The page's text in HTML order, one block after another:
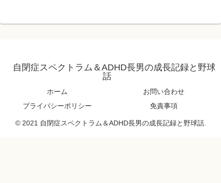
自閉症スペクトラム＆ADHD長男の成長記録と野球
話
ホーム
お問い合わせ
プライバシーポリシー
免責事項
© 2021 自閉症スペクトラム＆ADHD長男の成長記録と野球話.